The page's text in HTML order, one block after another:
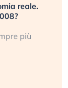
reale.
più